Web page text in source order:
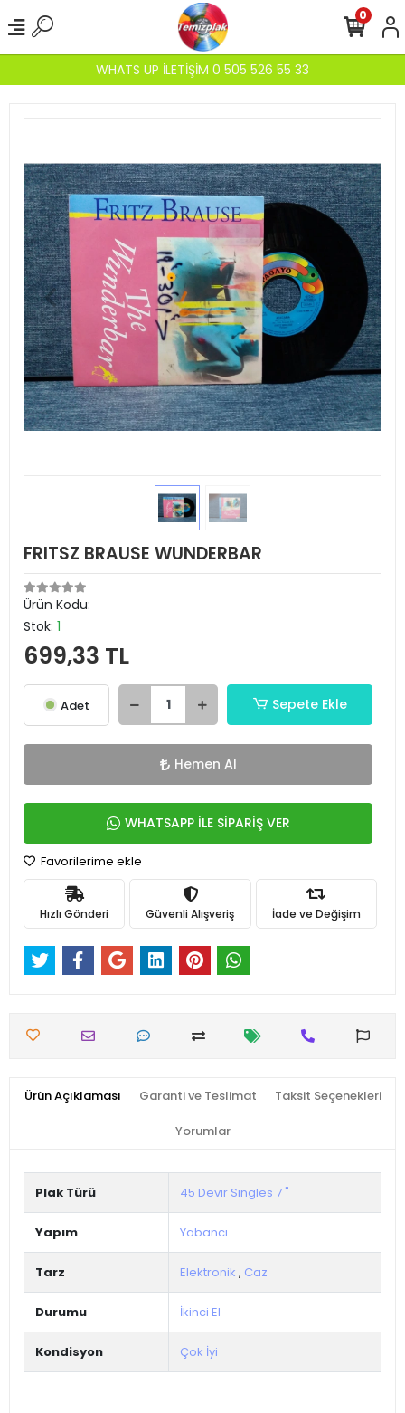
WHATS UP İLETİŞİM 0 505 526 55 33
0
FRITSZ BRAUSE WUNDERBAR
Ürün Kodu:
Stok: 1
699,33 TL
Adet Sepete Ekle
Hemen Al
WHATSAPP İLE SİPARİŞ VER
Favorilerime ekle
Hızlı Gönderi Güvenli Alışveriş İade ve Değişim
Ürün Açıklaması Garanti ve Teslimat Taksit Seçenekleri
Yorumlar
Plak Türü 45 Devir Singles 7 "
Yapım Yabancı
Tarz Elektronik , Caz
Durumu İkinci El
Kondisyon Çok İyi